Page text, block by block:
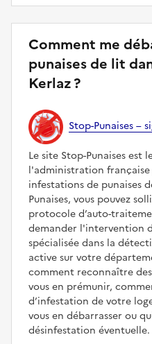
Comment me
punaises de lit
Kerlaz ?
Stop-Punaises –
Le site Stop-Punaises est
l'administration
infestations de punaises
Punaises, vous pouvez
protocole d’auto-
demander l'intervention
spécialisée dans la
active sur votre
comment reconnaître
vous en prémunir,
d’infestation de votre
vous en débarrasser ou
désinfestation éventuelle.